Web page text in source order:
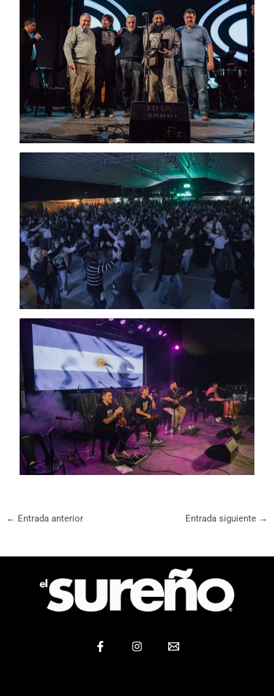
← Entrada anterior Entrada siguiente →